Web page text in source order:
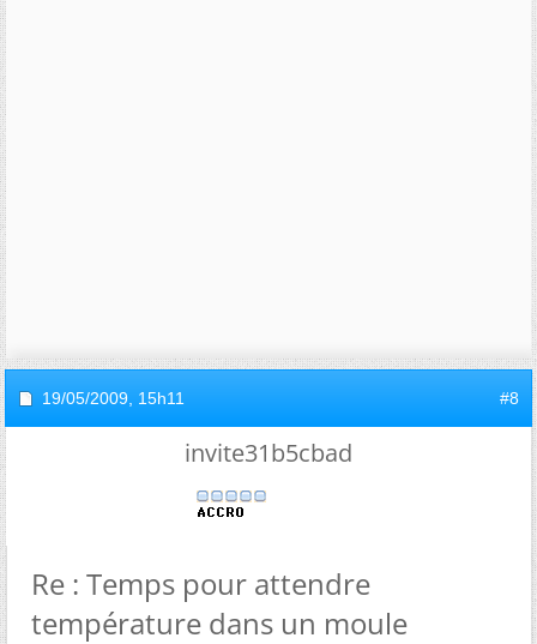
19/05/2009, 15h11 #8
invite31b5cbad
Re : Temps pour attendre
température dans un moule